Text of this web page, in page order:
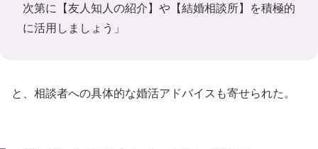
次第に【友人知人の紹介】や【結婚相談所】を積極的
に活用しましょう」
と、相談者への具体的な婚活アドバイスも寄せられた。